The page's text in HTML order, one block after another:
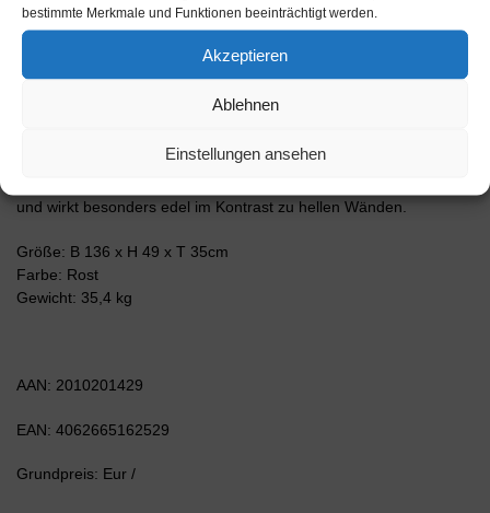
bestimmte Merkmale und Funktionen beeinträchtigt werden.
Akzeptieren
Ablehnen
Einstellungen ansehen
Der Versand erfolgt innerhalb von 2-3 Werktagen. Dieses
Lowboard hat Gesamt-Maße von 136x49x35cm. Viel Platz, eine
leere Wand, kein passendes Möbelstück? Mit der Gesamtlänge
Einsatzmöglichkeiten. Die Frontfarbe Rost wirkt antik und verleiht
oder verrosteten Metall / Eisen wirkt Rot-Braun bzw. Bronze-
und wirkt besonders edel im Kontrast zu hellen Wänden.
Größe: B 136 x H 49 x T 35cm
Farbe: Rost
Gewicht: 35,4 kg
AAN: 2010201429
EAN: 4062665162529
Grundpreis: Eur /